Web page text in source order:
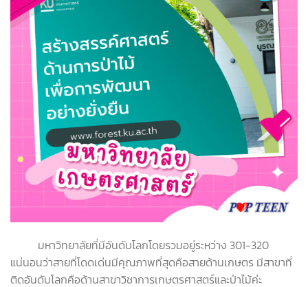
มหาวิทยาลัยที่มีอันดับโลกโดยรวมอยู่ระหว่าง 301-320
แน่นอนว่าสายที่โดดเด่นมีคุณภาพที่สุดคือสายด้านเกษตร มีสาขาที่
ติดอันดับโลกคือด้านสาขาวิชาการเกษตรศาสตร์และป่าไม้ค่ะ